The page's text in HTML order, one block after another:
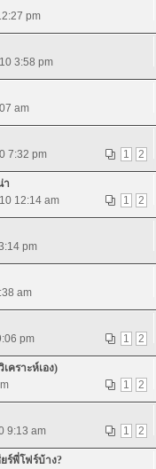
pm
3:58 pm
am
1
2
7:32 pm
า
1
2
12:14 am
pm
am
1
2
pm
คราะห์เอง)
1
2
1
2
9:13 am
ร์พี่โฟร์บ้าง?